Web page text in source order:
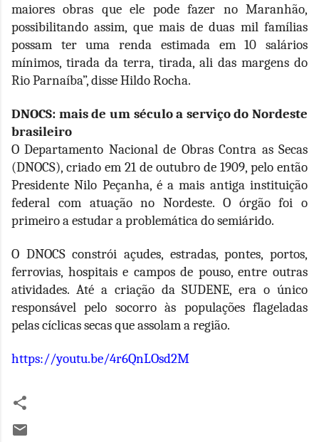
maiores obras que ele pode fazer no Maranhão,
possibilitando assim, que mais de duas mil famílias
possam ter uma renda estimada em 10 salários
mínimos, tirada da terra, tirada, ali das margens do
Rio Parnaíba”, disse Hildo Rocha.
DNOCS: mais de um século a serviço do Nordeste
brasileiro
O Departamento Nacional de Obras Contra as Secas
(DNOCS), criado em 21 de outubro de 1909, pelo então
Presidente Nilo Peçanha, é a mais antiga instituição
federal com atuação no Nordeste. O órgão foi o
primeiro a estudar a problemática do semiárido.
O DNOCS constrói açudes, estradas, pontes, portos,
ferrovias, hospitais e campos de pouso, entre outras
atividades. Até a criação da SUDENE, era o único
responsável pelo socorro às populações flageladas
pelas cíclicas secas que assolam a região.
https://youtu.be/4r6QnLOsd2M